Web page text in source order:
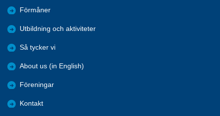
Förmåner
Utbildning och aktiviteter
Så tycker vi
About us (in English)
Föreningar
Kontakt